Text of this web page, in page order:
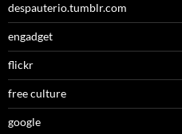
despauterio.tumblr.com
engadget
flickr
free culture
google